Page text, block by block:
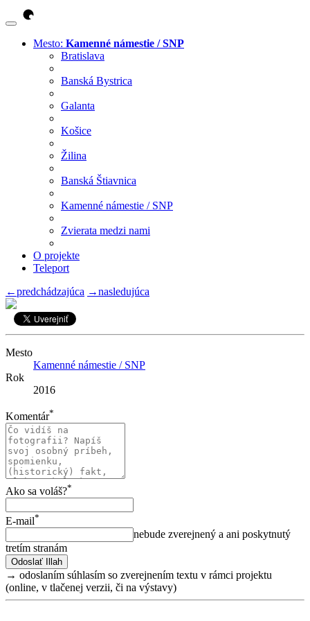
Mesto: Kamenné námestie / SNP
Bratislava
Banská Bystrica
Galanta
Košice
Žilina
Banská Štiavnica
Kamenné námestie / SNP
Zvierata medzi nami
O projekte
Teleport
←predchádzajúca →nasledujúca
Mesto
Kamenné námestie / SNP
Rok
2016
Komentár*
Ako sa voláš?*
E-mail*
nebude zverejnený a ani poskytnutý
tretím stranám
→ odoslaním súhlasím so zverejnením textu v rámci projektu
(online, v tlačenej verzii, či na výstavy)